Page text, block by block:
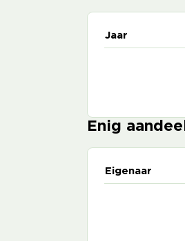
Jaar
Enig
Eigenaar